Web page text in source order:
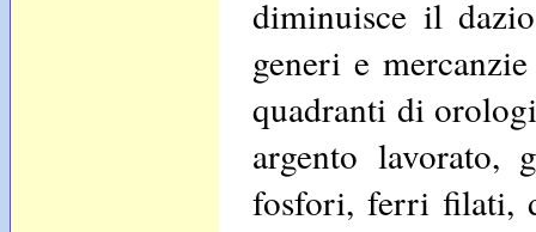
diminuisce il
generi e
quadranti di
argento lavorato,
fosfori, ferri filati,